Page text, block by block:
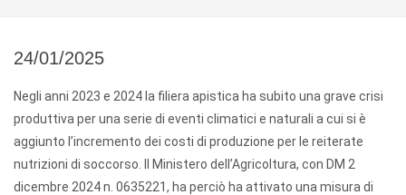
24/01/2025
Negli anni 2023 e 2024 la filiera apistica ha subito una grave crisi
produttiva per una serie di eventi climatici e naturali a cui si è
aggiunto l’incremento dei costi di produzione per le reiterate
nutrizioni di soccorso. Il Ministero dell’Agricoltura, con DM 2
dicembre 2024 n. 0635221, ha perciò ha attivato una misura di